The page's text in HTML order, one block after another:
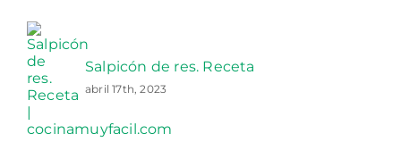
Salpicón de res. Receta
abril 17th, 2023